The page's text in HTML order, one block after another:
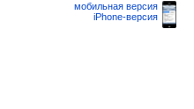
мобильная версия
iPhone-версия